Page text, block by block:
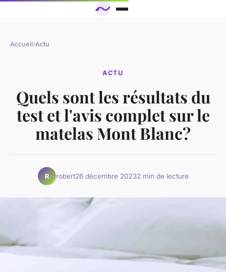
Accueil›Actu
ACTU
Quels sont les résultats du
test et l'avis complet sur le
matelas Mont Blanc?
R robert26 décembre 20232 min de lecture